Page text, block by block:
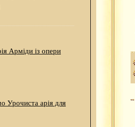
Арміди із опери
Урочиста арія для